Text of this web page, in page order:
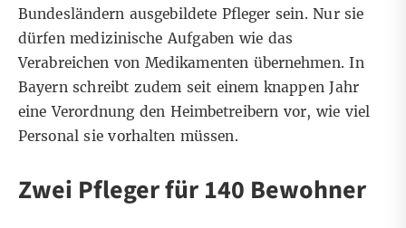
Bundesländern ausgebildete Pfleger sein. Nur sie
dürfen medizinische Aufgaben wie das
Verabreichen von Medikamenten übernehmen. In
Bayern schreibt zudem seit einem knappen Jahr
eine Verordnung den Heimbetreibern vor, wie viel
Personal sie vorhalten müssen.
Zwei Pfleger für 140 Bewohner